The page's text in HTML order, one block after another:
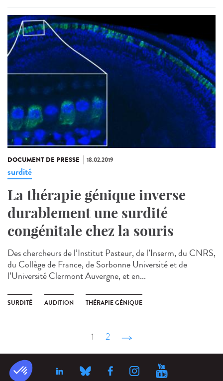
DOCUMENT DE PRESSE 18.02.2019
surdité
La thérapie génique inverse
durablement une surdité
congénitale chez la souris
Des chercheurs de l’Institut Pasteur, de l’Inserm, du CNRS,
du Collège de France, de Sorbonne Université et de
l’Université Clermont Auvergne, et en...
SURDITÉ AUDITION THÉRAPIE GÉNIQUE
1 2 suivant ›